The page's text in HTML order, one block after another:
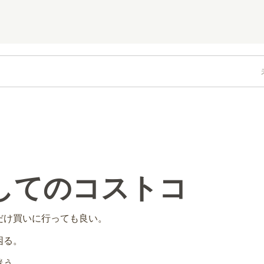
てのコストコ
買いに行っても良い。
。